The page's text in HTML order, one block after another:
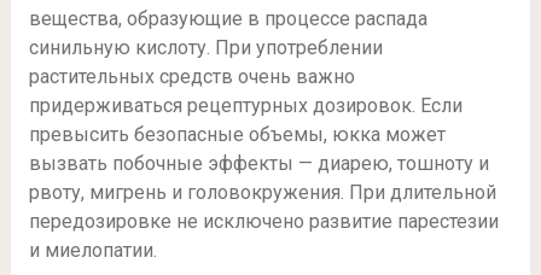
вещества, образующие в процессе распада
синильную кислоту. При употреблении
растительных средств очень важно
придерживаться рецептурных дозировок. Если
превысить безопасные объемы, юкка может
вызвать побочные эффекты — диарею, тошноту и
рвоту, мигрень и головокружения. При длительной
передозировке не исключено развитие парестезии
и миелопатии.